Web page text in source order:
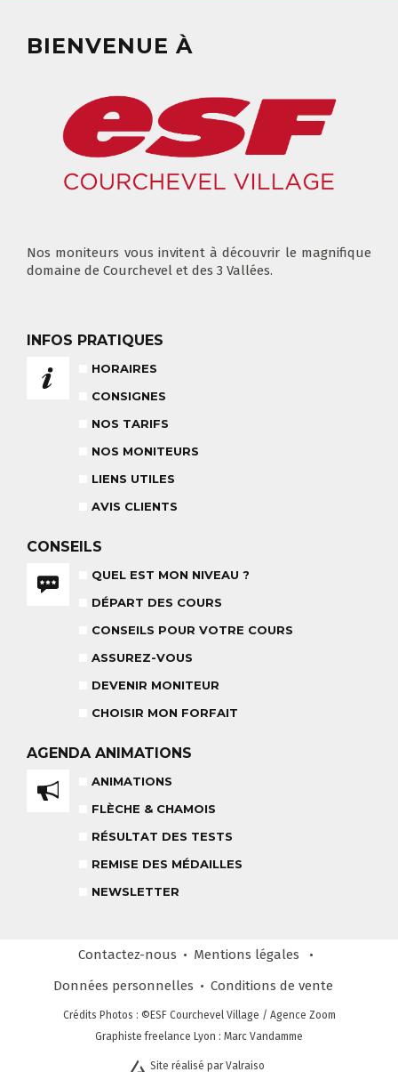
CONSIGNES
NOS TARIFS
POUR CET HIVER
NOS MONITEURS
LIENS UTILES
& PARTENAIRES
DÉPART DES COURS
CONSEILS POUR VOTRE COURS
CONSEILS AUX PARENTS
CARRÉ NEIGE
DEVENIR MONITEUR
FLÈCHE & CHAMOIS
RÉSULTAT DES TESTS
REMISE DES MÉDAILLES
18 MOIS À 3 ANS
CLUB LOISIRS
COURS DE SKI ENFANTS & TEAM
ETOILES
8-14 ANS
COURS PRIVÉ JOURNÉE
À PARTIR DE 670€
COURS PRIVÉ APRÈS-MIDI
BIENVENUE À
Nos moniteurs vous invitent à découvrir le magnifique
domaine de Courchevel et des 3 Vallées.
INFOS PRATIQUES
HORAIRES
CONSIGNES
NOS TARIFS
NOS MONITEURS
LIENS UTILES
AVIS CLIENTS
CONSEILS
QUEL EST MON NIVEAU ?
DÉPART DES COURS
CONSEILS POUR VOTRE COURS
ASSUREZ-VOUS
DEVENIR MONITEUR
CHOISIR MON FORFAIT
AGENDA ANIMATIONS
ANIMATIONS
FLÈCHE & CHAMOIS
RÉSULTAT DES TESTS
REMISE DES MÉDAILLES
NEWSLETTER
Contactez-nous
Mentions légales
Données personnelles
Conditions de vente
Crédits Photos : ©ESF Courchevel Village / Agence Zoom
Graphiste freelance Lyon : Marc Vandamme
Site réalisé par Valraiso